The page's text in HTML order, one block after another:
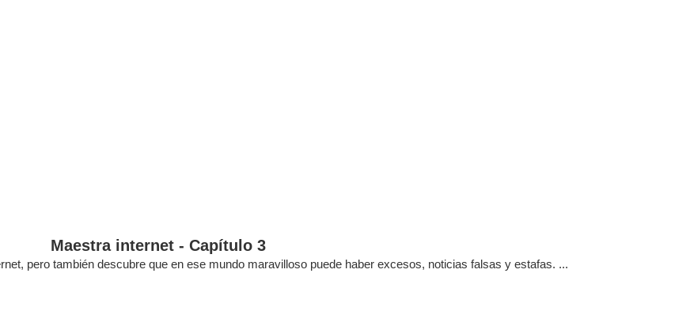
Maestra internet - Capítulo 3
pero también descubre que en ese mundo maravilloso puede haber excesos, noticias falsas y estafas. ...